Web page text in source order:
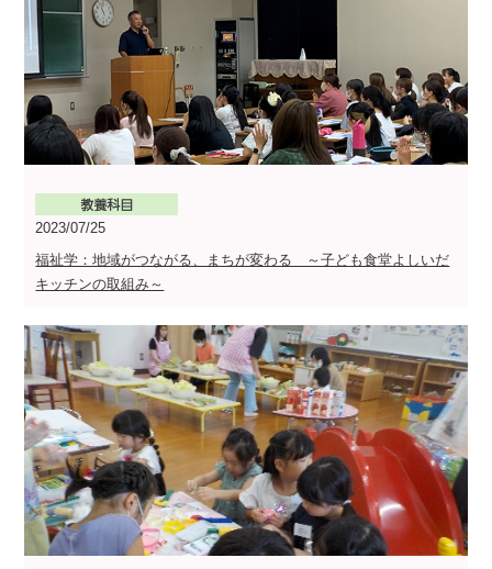
2023/07/25
福祉学：地域がつながる、まちが変わる ～子ども食堂よしいだ
キッチンの取組み～